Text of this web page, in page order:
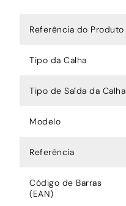
Referência do Produto
Tipo da Calha
Tipo de Saída da Calha
Modelo
Referência
Código de Barras
(EAN)